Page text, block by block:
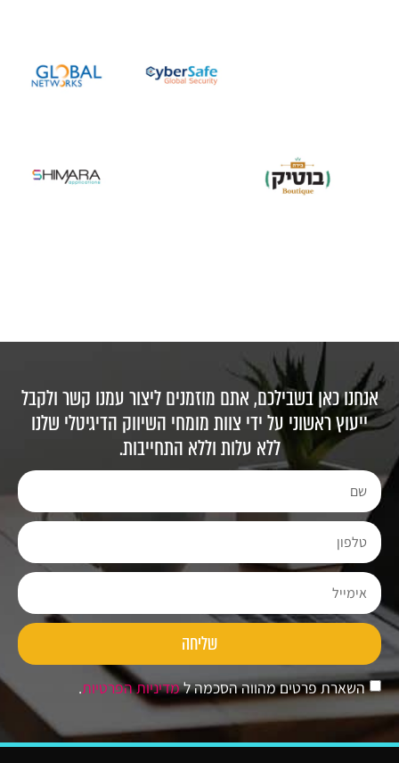
אנחנו כאן בשבילכם, אתם מוזמנים ליצור עמנו קשר ולקבל
ייעוץ ראשוני על ידי צוות מומחי השיווק הדיגיטלי שלנו
ללא עלות וללא התחייבות.
השארת פרטים מהווה הסכמה למדיניות הפרטיות.
שליחה